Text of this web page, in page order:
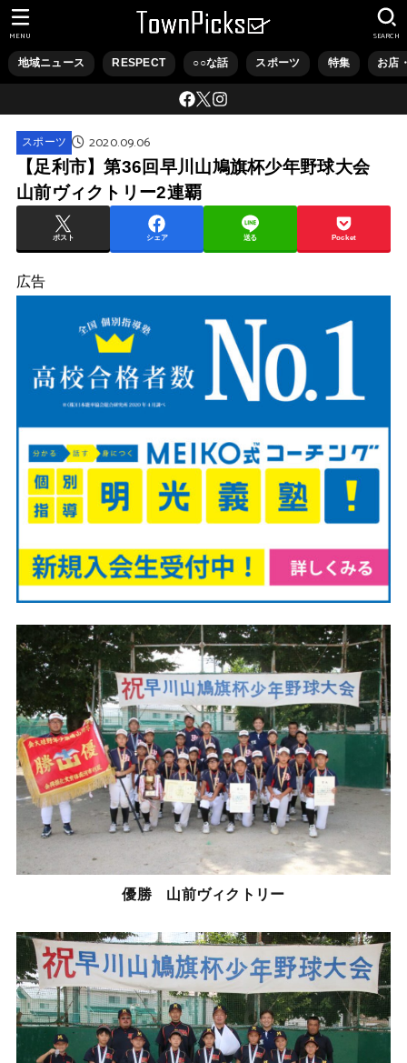
地域ニュース RESPECT ○○な話 スポーツ 特集 お店
SEARCH
MENU
スポーツ 2020.09.06
【足利市】第36回早川山鳩旗杯少年野球大会
山前ヴィクトリー2連覇
ポスト シェア 送る Pocket
広告
優勝山前ヴィクトリー